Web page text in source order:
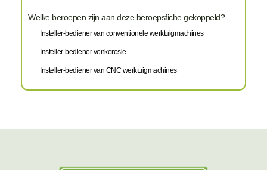
Welke beroepen zijn aan deze beroepsfiche gekoppeld?
Insteller-bediener van conventionele werktuigmachines
Insteller-bediener vonkerosie
Insteller-bediener van CNC werktuigmachines